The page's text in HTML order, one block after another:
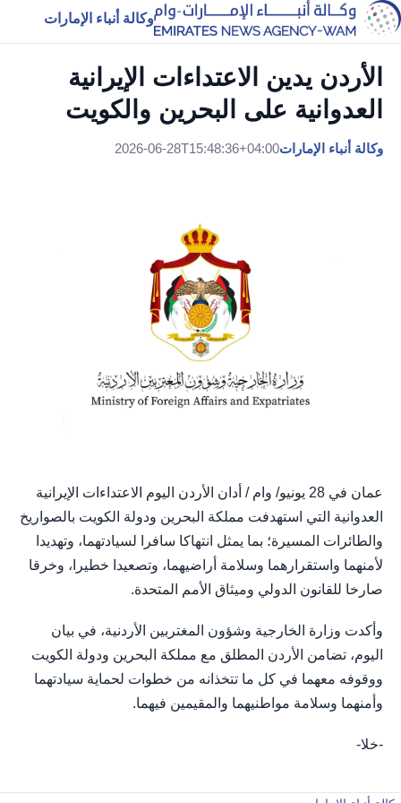
وكالة أنباء الإمارات
الأردن يدين الاعتداءات الإيرانية
العدوانية على البحرين والكويت
وكالة أنباء الإمارات2026-06-28T15:48:36+04:00
عمان في 28 يونيو/ وام / أدان الأردن اليوم الاعتداءات الإيرانية
العدوانية التي استهدفت مملكة البحرين ودولة الكويت بالصواريخ
والطائرات المسيرة؛ بما يمثل انتهاكا سافرا لسيادتهما، وتهديدا
لأمنهما واستقرارهما وسلامة أراضيهما، وتصعيدا خطيرا، وخرقا
صارخا للقانون الدولي وميثاق الأمم المتحدة.
وأكدت وزارة الخارجية وشؤون المغتربين الأردنية، في بيان
اليوم، تضامن الأردن المطلق مع مملكة البحرين ودولة الكويت
ووقوفه معهما في كل ما تتخذانه من خطوات لحماية سيادتهما
وأمنهما وسلامة مواطنيهما والمقيمين فيهما.
-خلا-